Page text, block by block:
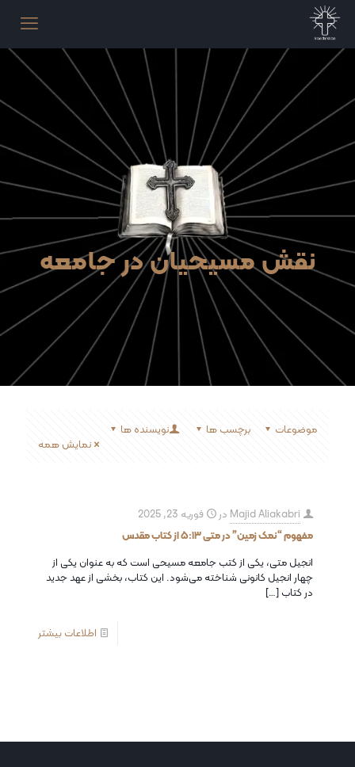
نقش مسیحیان در جامعه
موضوعات برچسب ها
نویسنده ها
نمایش همه
Majid Aliakabri در
فوریه 23, 2025
مفهوم “نمک زمین” در متی ۵:۱۳ از کتاب مقدس
انجیل متی، یکی از کتب جامعه مسیحی است که به عنوان یکی از
چهار انجیل کانونی شناخته می‌شود. این کتاب، بخشی از عهد جدید
در کتاب[…]
اطلاعات بیشتر